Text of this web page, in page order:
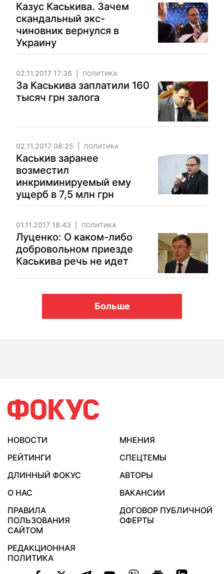
Казус Каськива. Зачем
скандальный экс-
чиновник вернулся в
Украину
02.11.2017 17:36 ПОЛИТИКА
За Каськива заплатили 160
тысяч грн залога
02.11.2017 08:25 ПОЛИТИКА
Каськив заранее
возместил
инкриминируемый ему
ущерб в 7,5 млн грн
01.11.2017 18:43 ПОЛИТИКА
Луценко: О каком-либо
добровольном приезде
Каськива речь не идет
Больше
НОВОСТИ
МНЕНИЯ
РЕЙТИНГИ
СПЕЦТЕМЫ
ДЛИННЫЙ ФОКУС
АВТОРЫ
О НАС
ВАКАНСИИ
ПРАВИЛА
ПОЛЬЗОВАНИЯ
САЙТОМ
ДОГОВОР ПУБЛИЧНОЙ
ОФЕРТЫ
РЕДАКЦИОННАЯ
ПОЛИТИКА